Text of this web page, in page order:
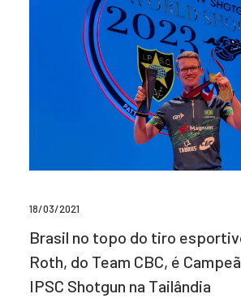
18/03/2021
Brasil no topo do tiro
Roth, do Team CBC, é
IPSC Shotgun na Tailândia